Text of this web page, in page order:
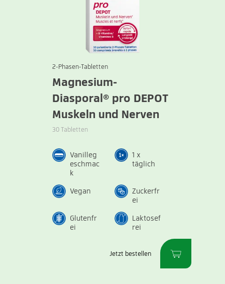
2-Phasen-Tabletten
Magnesium-
Diasporal® pro DEPOT
Muskeln und Nerven
30 Tabletten
Vanilleg
eschmac
k
1 x
täglich
Vegan
Zuckerfr
ei
Glutenfr
ei
Laktosef
rei
Jetzt bestellen